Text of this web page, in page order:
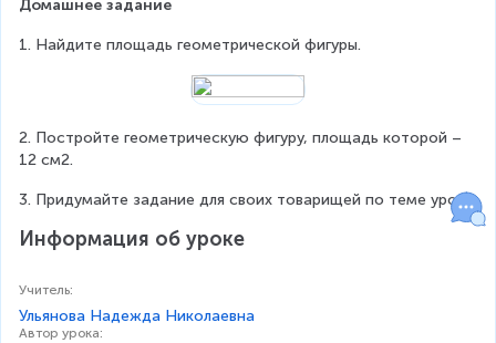
Домашнее задание
1. Найдите площадь геометрической фигуры.
2. Постройте геометрическую фигуру, площадь которой –
12 см2.
3. Придумайте задание для своих товарищей по теме урока.
Информация об уроке
Учитель:
Ульянова Надежда Николаевна
Автор урока: